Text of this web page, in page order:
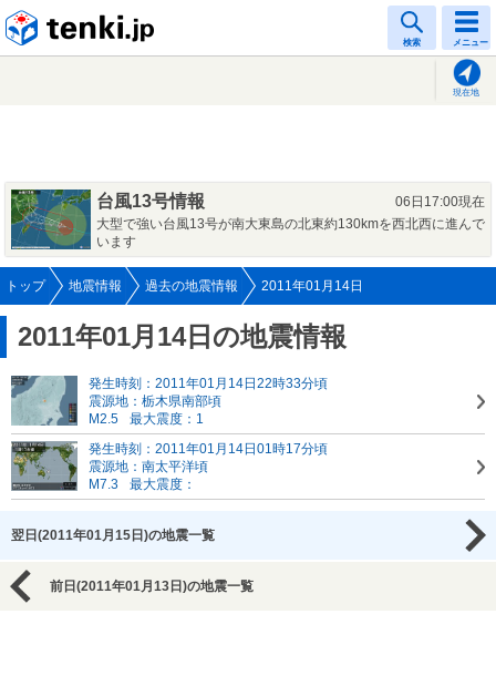
検索 メニュー
現在地
台風13号情報
06日17:00現在
大型で強い台風13号が南大東島の北東約130kmを西北西に進んで
います
トップ 地震情報 過去の地震情報 2011年01月14日
2011年01月14日の地震情報
発生時刻：2011年01月14日22時33分頃
震源地：栃木県南部頃
M2.5
最大震度：1
発生時刻：2011年01月14日01時17分頃
震源地：南太平洋頃
M7.3
最大震度：
翌日(2011年01月15日)の地震一覧
前日(2011年01月13日)の地震一覧